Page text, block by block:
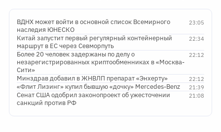
23:05
ВДНХ может войти в основной список Всемирного
наследия ЮНЕСКО
22:34
Китай запустит первый регулярный контейнерный
маршрут в ЕС через Севморпуть
22:12
Более 20 человек задержаны по делу о
незарегистрированных криптообменниках в «Москва-
Сити»
22:12
Минздрав добавил в ЖНВЛП препарат «Энхерту»
21:39
«Флит Лизинг» купил бывшую «дочку» Mercedes-Benz
21:08
Сенат США одобрил законопроект об ужесточении
санкций против РФ